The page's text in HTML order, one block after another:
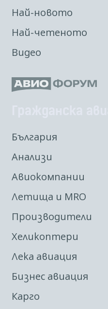
Най-новото
Най-четеното
Видео
България
Анализи
Авиокомпании
Летища и MRO
Производители
Хеликоптери
Лека авиация
Бизнес авиация
Карго